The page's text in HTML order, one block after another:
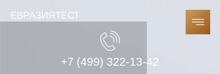
ЕВРАЗИЯТЕСТ
+7 (499) 322-13-42